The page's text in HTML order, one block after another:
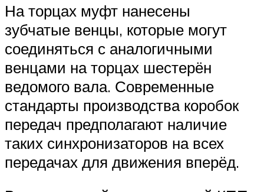
На торцах муфт нанесены
зубчатые венцы, которые могут
соединяться с аналогичными
венцами на торцах шестерён
ведомого вала. Современные
стандарты производства коробок
передач предполагают наличие
таких синхронизаторов на всех
передачах для движения вперёд.